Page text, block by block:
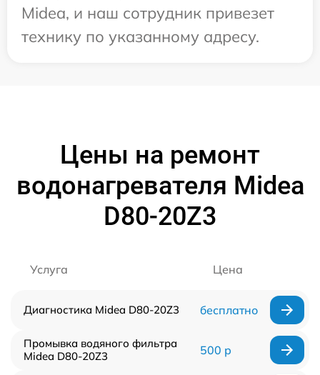
Midea, и наш сотрудник привезет
технику по указанному адресу.
Цены на ремонт
водонагревателя Midea
D80-20Z3
Услуга Цена
Диагностика Midea D80-20Z3 бесплатно
Промывка водяного фильтра
Midea D80-20Z3
500 р